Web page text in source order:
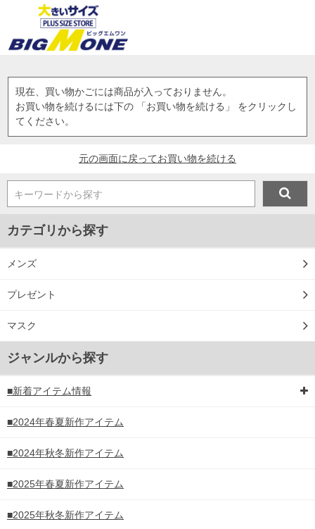
現在、買い物かごには商品が入っておりません。
お買い物を続けるには下の 「お買い物を続ける」 をクリックし
てください。
元の画面に戻ってお買い物を続ける
キーワードから探す
カテゴリから探す
メンズ
プレゼント
マスク
ジャンルから探す
■新着アイテム情報
■2024年春夏新作アイテム
■2024年秋冬新作アイテム
■2025年春夏新作アイテム
■2025年秋冬新作アイテム